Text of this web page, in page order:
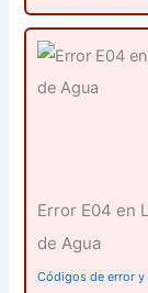
Error E04 en
de Agua
Códigos de error